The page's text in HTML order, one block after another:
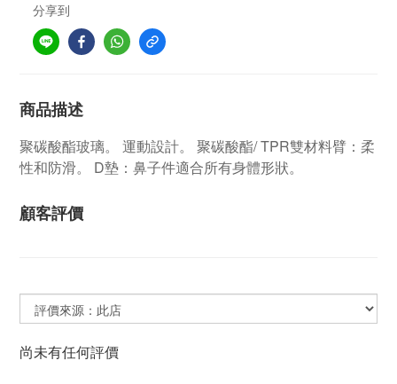
分享到
商品描述
聚碳酸酯玻璃。 運動設計。
聚碳酸酯/ TPR雙材料臂：柔
性和防滑。
D墊：鼻子件適合所有身體形狀。
顧客評價
尚未有任何評價